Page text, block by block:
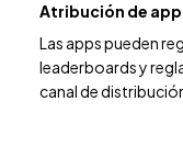
Atribución de app
Las apps pueden
leaderboards y
canal de